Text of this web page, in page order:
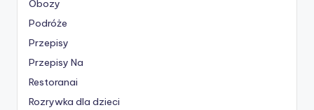
Obozy
Podróże
Przepisy
Przepisy Na
Restoranai
Rozrywka dla dzieci